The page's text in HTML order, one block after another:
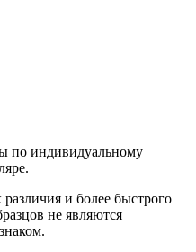
по индивидуальному
и более быстрого
не являются